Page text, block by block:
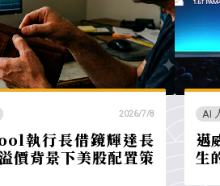
2026/7/8
執行長借鏡輝達長
價背景下美股配置策
AI
邁
生